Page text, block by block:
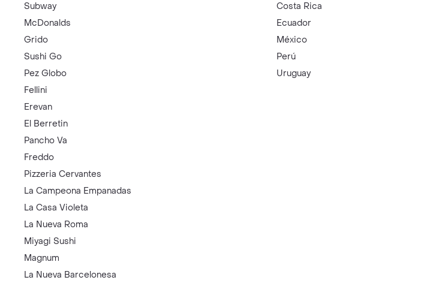
Subway
McDonalds
Grido
Sushi Go
Pez Globo
Fellini
Erevan
El Berretin
Pancho Va
Freddo
Pizzeria Cervantes
La Campeona Empanadas
La Casa Violeta
La Nueva Roma
Miyagi Sushi
Magnum
La Nueva Barcelonesa
Costa Rica
Ecuador
México
Perú
Uruguay